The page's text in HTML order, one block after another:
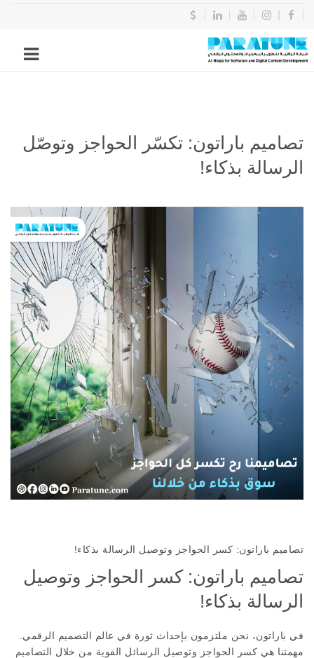
تصاميم باراتون: تكسّر الحواجز وتوصّل
الرسالة بذكاء!
تصاميم باراتون: كسر الحواجز وتوصيل الرسالة بذكاء!
تصاميم باراتون: كسر الحواجز وتوصيل
الرسالة بذكاء!
في باراتون، نحن ملتزمون بإحداث ثورة في عالم التصميم الرقمي.
مهمتنا هي كسر الحواجز وتوصيل الرسائل القوية من خلال التصاميم